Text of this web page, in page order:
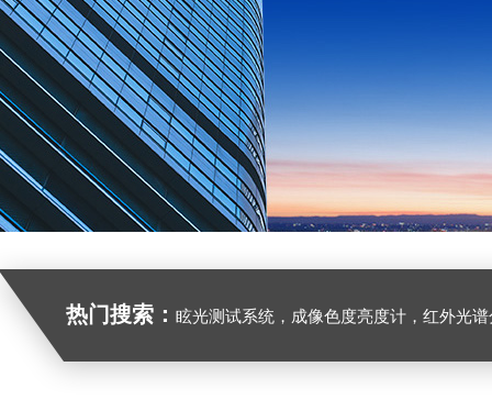
热门搜索： 眩光测试系统，成像色度亮度计，红外光谱分析仪，紫外光谱分析仪、医用光源光谱分析仪，光谱照度